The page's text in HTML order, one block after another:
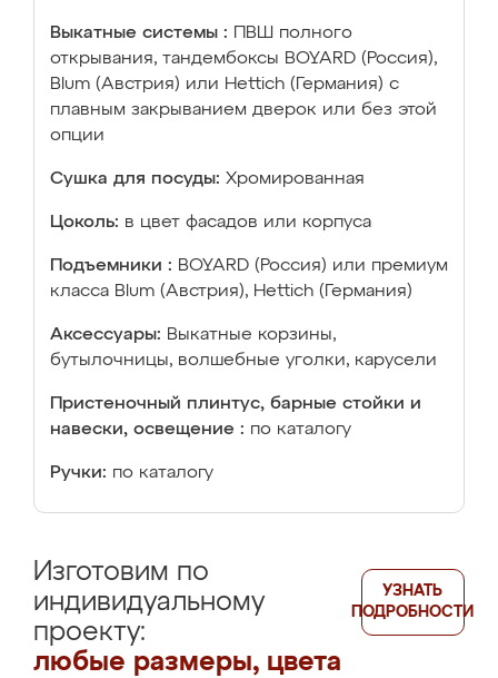
Выкатные системы :
ПВШ полного
открывания, тандембоксы BOYARD (Россия),
Blum (Австрия) или Hettich (Германия) с
плавным закрыванием дверок или без этой
опции
Сушка для посуды: Хромированная
Цоколь: в цвет фасадов или корпуса
Подъемники : BOYARD (Россия) или премиум
класса Blum (Австрия), Hettich (Германия)
Аксессуары: Выкатные корзины,
бутылочницы, волшебные уголки, карусели
Пристеночный плинтус, барные стойки и
навески, освещение : по каталогу
Ручки: по каталогу
Изготовим по
индивидуальному
проекту:
любые размеры, цвета
УЗНАТЬ
ПОДРОБНОСТИ